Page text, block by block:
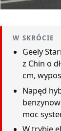
W SKRÓCIE
Geely
z Chin o
cm,
Napęd
moc